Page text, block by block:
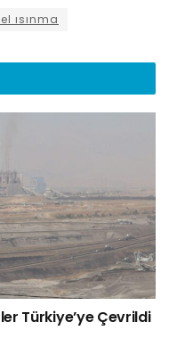
ısınma
Türkiye’ye Çevrildi